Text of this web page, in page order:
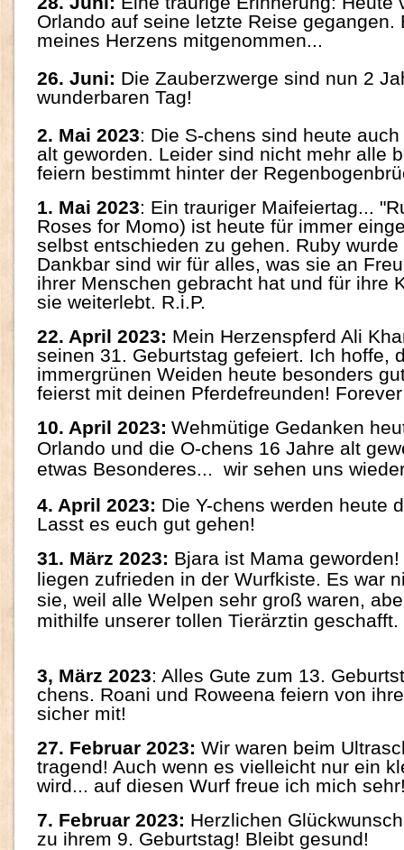
Orlando auf seine letzte Reise gegangen.
meines Herzens mitgenommen...
26. Juni: Die Zauberzwerge sind nun 2
wunderbaren Tag!
2. Mai 2023: Die S-chens sind heute
alt geworden. Leider sind nicht mehr alle
feiern bestimmt hinter der
1. Mai 2023: Ein trauriger Maifeiertag...
Roses for Momo) ist heute für immer
selbst entschieden zu gehen. Ruby
Dankbar sind wir für alles, was sie an
ihrer Menschen gebracht hat und für ihre
sie weiterlebt. R.i.P.
22. April 2023: Mein Herzenspferd Ali
seinen 31. Geburtstag gefeiert. Ich hoffe,
immergrünen Weiden heute besonders
feierst mit deinen Pferdefreunden!
10. April 2023: Wehmütige Gedanken
Orlando und die O-chens 16 Jahre alt
etwas Besonderes... wir sehen uns
4. April 2023: Die Y-chens werden heute
Lasst es euch gut gehen!
31. März 2023: Bjara ist Mama
liegen zufrieden in der Wurfkiste. Es war
sie, weil alle Welpen sehr groß waren,
mithilfe unserer tollen Tierärztin geschafft.
3, März 2023: Alles Gute zum 13.
chens. Roani und Roweena feiern von
sicher mit!
27. Februar 2023: Wir waren beim
tragend! Auch wenn es vielleicht nur ein
wird... auf diesen Wurf freue ich mich
7. Februar 2023: Herzlichen
zu ihrem 9. Geburtstag! Bleibt gesund!